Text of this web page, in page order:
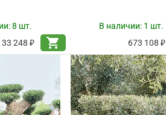
8 шт.
33 248 ₽
shopping_cart
В наличии: 1 шт.
673 108 ₽